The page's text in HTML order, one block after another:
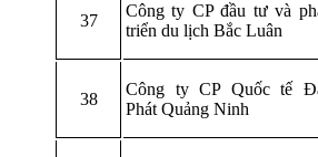
37
Công ty CP đầu tư và
triển du lịch Bắc Luân
38
Công ty CP Quốc tế
Phát Quảng Ninh